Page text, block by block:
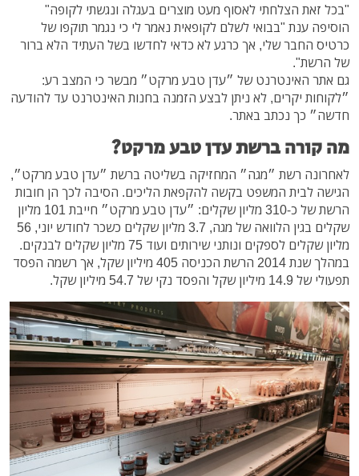
"בכל זאת הצלחתי לאסוף מעט מוצרים בעגלה ונגשתי לקופה"
הוסיפה ענת "בבואי לשלם לקופאית נאמר לי כי נגמר תוקפו של
כרטיס החבר שלי, אך כרגע לא כדאי לחדשו בשל העתיד הלא ברור
של הרשת".
גם אתר האינטרנט של ״עדן טבע מרקט״ מבשר כי המצב רע:
״לקוחות יקרים, לא ניתן לבצע הזמנה בחנות האינטרנט עד להודעה
חדשה״ כך נכתב באתר.
מה קורה ברשת עדן טבע מרקט?
לאחרונה רשת ״מגה״ המחזיקה בשליטה ברשת ״עדן טבע מרקט״,
הגישה לבית המשפט בקשה להקפאת הליכים. הסיבה לכך הן חובות
הרשת של כ-310 מליון שקלים: ״עדן טבע מרקט״ חייבת 101 מליון
שקלים בגין הלוואה של מגה, 3.7 מליון שקלים כשכר לחודש יוני, 56
מליון שקלים לספקים ונותני שירותים ועוד 75 מליון שקלים לבנקים.
במהלך שנת 2014 הרשת הכניסה 405 מיליון שקל, אך רשמה הפסד
תפעולי של 14.9 מיליון שקל והפסד נקי של 54.7 מיליון שקל.